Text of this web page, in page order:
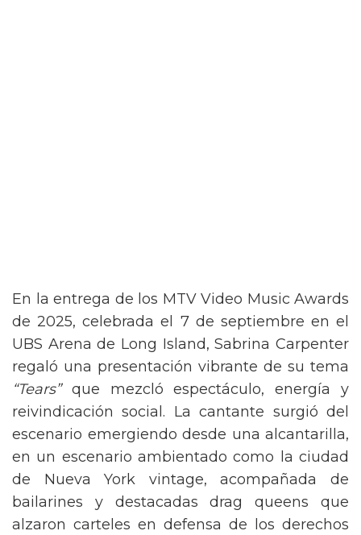
En la entrega de los MTV Video Music Awards
de 2025, celebrada el 7 de septiembre en el
UBS Arena de Long Island, Sabrina Carpenter
regaló una presentación vibrante de su tema
“Tears”que mezcló espectáculo, energía y
reivindicación social. La cantante surgió del
escenario emergiendo desde una alcantarilla,
en un escenario ambientado como la ciudad
de Nueva York vintage, acompañada de
bailarines y destacadas drag queens que
alzaron carteles en defensa de los derechos